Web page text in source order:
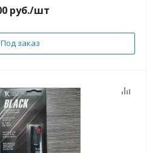
руб./шт
Под заказ